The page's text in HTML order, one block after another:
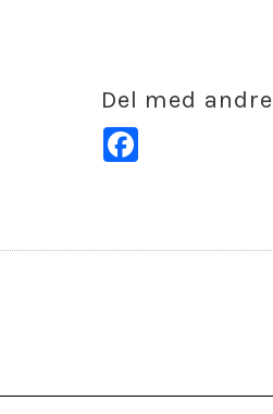
Del med andre
Facebook